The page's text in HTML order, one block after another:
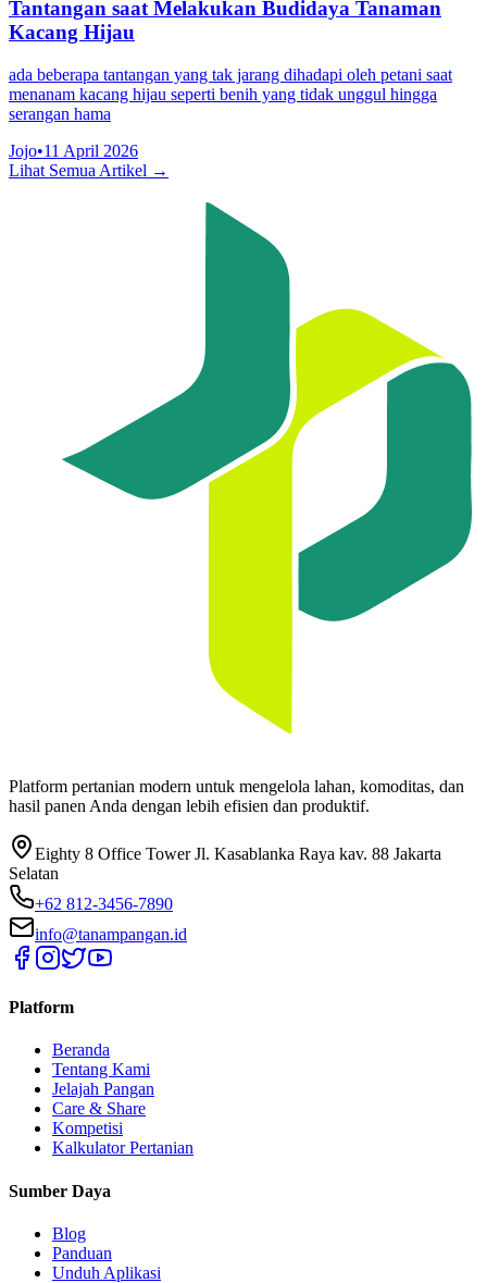
Tantangan saat Melakukan Budidaya Tanaman
Kacang Hijau
ada beberapa tantangan yang tak jarang dihadapi oleh petani saat
menanam kacang hijau seperti benih yang tidak unggul hingga
serangan hama
Jojo•11 April 2026
Lihat Semua Artikel →
Platform pertanian modern untuk mengelola lahan, komoditas, dan
hasil panen Anda dengan lebih efisien dan produktif.
Eighty 8 Office Tower Jl. Kasablanka Raya kav. 88 Jakarta
Selatan
+62 812-3456-7890
info@tanampangan.id
Platform
Beranda
Tentang Kami
Jelajah Pangan
Care & Share
Kompetisi
Kalkulator Pertanian
Sumber Daya
Blog
Panduan
Unduh Aplikasi